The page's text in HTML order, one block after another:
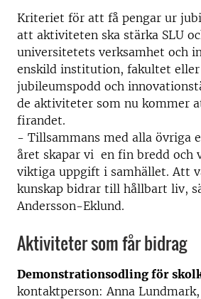
Kriteriet för att få pengar ur
att aktiviteten ska stärka SLU
universitetets verksamhet och
enskild institution, fakultet eller
jubileumspodd och
de aktiviteter som nu kommer
firandet.
- Tillsammans med alla övriga
året skapar vi en fin bredd och
viktiga uppgift i samhället. Att
kunskap bidrar till hållbart liv,
Andersson-Eklund.
Aktiviteter som får bidrag
Demonstrationsodling för
kontaktperson: Anna Lundmark,